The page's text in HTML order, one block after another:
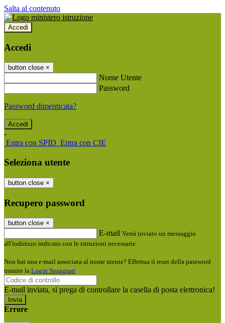
Salta al contenuto
Accedi
Accedi
button close ×
Nome Utente
Password
Password dimenticata?
-
Entra con SPID Entra con CIE
Seleziona utente
button close ×
Recupero password
button close ×
E-mail Verrà inviato un messaggio
all'indirizzo indicato con le istruzioni necessarie.
Non hai una e-mail associata al nome utente? Effettua il reset della password
tramite la Login Spaggiari
E-mail inviata, si prega di controllare la casella di posta elettronica!
Errore